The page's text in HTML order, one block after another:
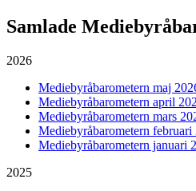
Samlade
2026
Mediebyråbarometern maj
Mediebyråbarometern april
Mediebyråbarometern mars
Mediebyråbarometern februari
Mediebyråbarometern januari
2025